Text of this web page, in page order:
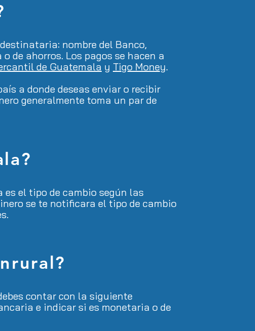
nombre del Banco,
de ahorros. Los pagos se hacen a
de Guatemala y Tigo Money.
a donde deseas enviar o recibir
generalmente toma un par de
es el tipo de cambio según las
se te notificara el tipo de cambio
?
contar con la siguiente
e indicar si es monetaria o de